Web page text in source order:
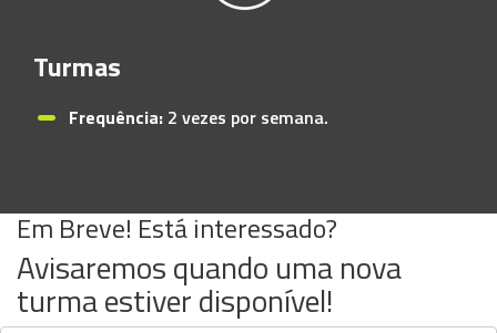
Turmas
Frequência: 2 vezes por semana.
Em Breve! Está interessado?
Avisaremos quando uma nova
turma estiver disponível!